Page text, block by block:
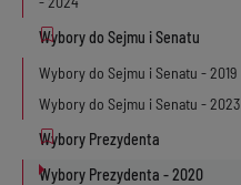
Wybory do Sejmu i Senatu - 2019
Wybory do Sejmu i Senatu - 2023
Wybory Prezydenta - 2020